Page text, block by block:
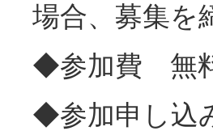
場合、募集を
◆参加費 無
◆参加申し込